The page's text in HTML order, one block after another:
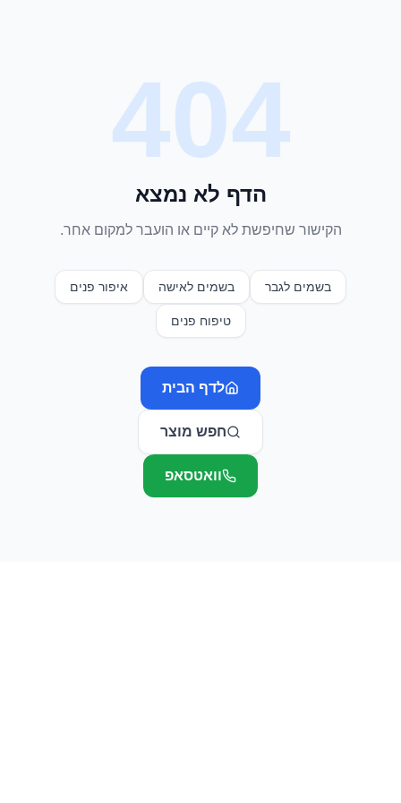
404
הדף לא נמצא
הקישור שחיפשת לא קיים או הועבר למקום אחר.
בשמים לגבר בשמים לאישה איפור פנים
טיפוח פנים
לדף הבית
חפש מוצר
וואטסאפ